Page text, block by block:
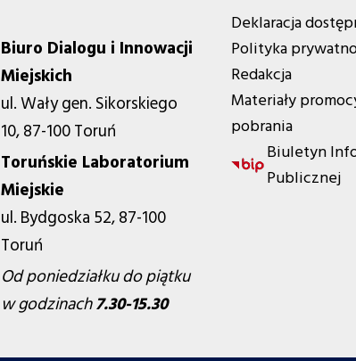
Biuro Dialogu i Innowacji
Miejskich
ul. Wały gen. Sikorskiego
10, 87-100 Toruń
Toruńskie Laboratorium
Miejskie
ul. Bydgoska 52, 87-100
Toruń
Od poniedziałku do piątku
w godzinach7.30-15.30
Deklaracja
Polityka
Redakcja
Materiały
pobrania
Biuletyn
Publicznej